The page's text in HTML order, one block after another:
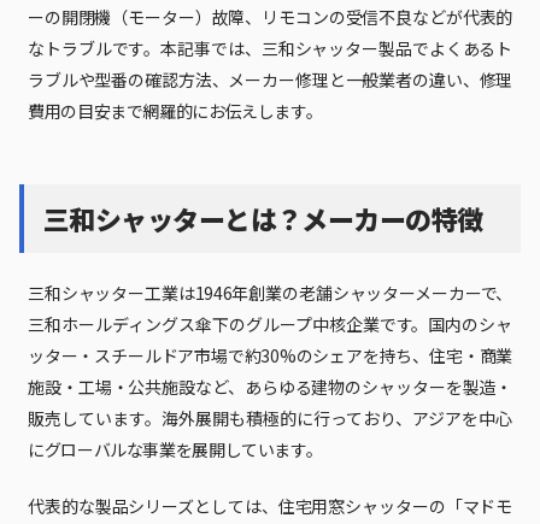
ーの開閉機（モーター）故障、リモコンの受信不良などが代表的
なトラブルです。本記事では、三和シャッター製品でよくあるト
ラブルや型番の確認方法、メーカー修理と一般業者の違い、修理
費用の目安まで網羅的にお伝えします。
三和シャッターとは？メーカーの特徴
三和シャッター工業は1946年創業の老舗シャッターメーカーで、
三和ホールディングス傘下のグループ中核企業です。国内のシャ
ッター・スチールドア市場で約30%のシェアを持ち、住宅・商業
施設・工場・公共施設など、あらゆる建物のシャッターを製造・
販売しています。海外展開も積極的に行っており、アジアを中心
にグローバルな事業を展開しています。
代表的な製品シリーズとしては、住宅用窓シャッターの「マドモ